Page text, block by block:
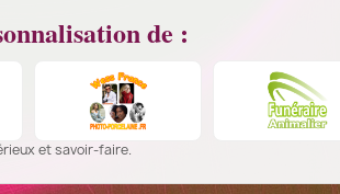
de :
et savoir-faire.